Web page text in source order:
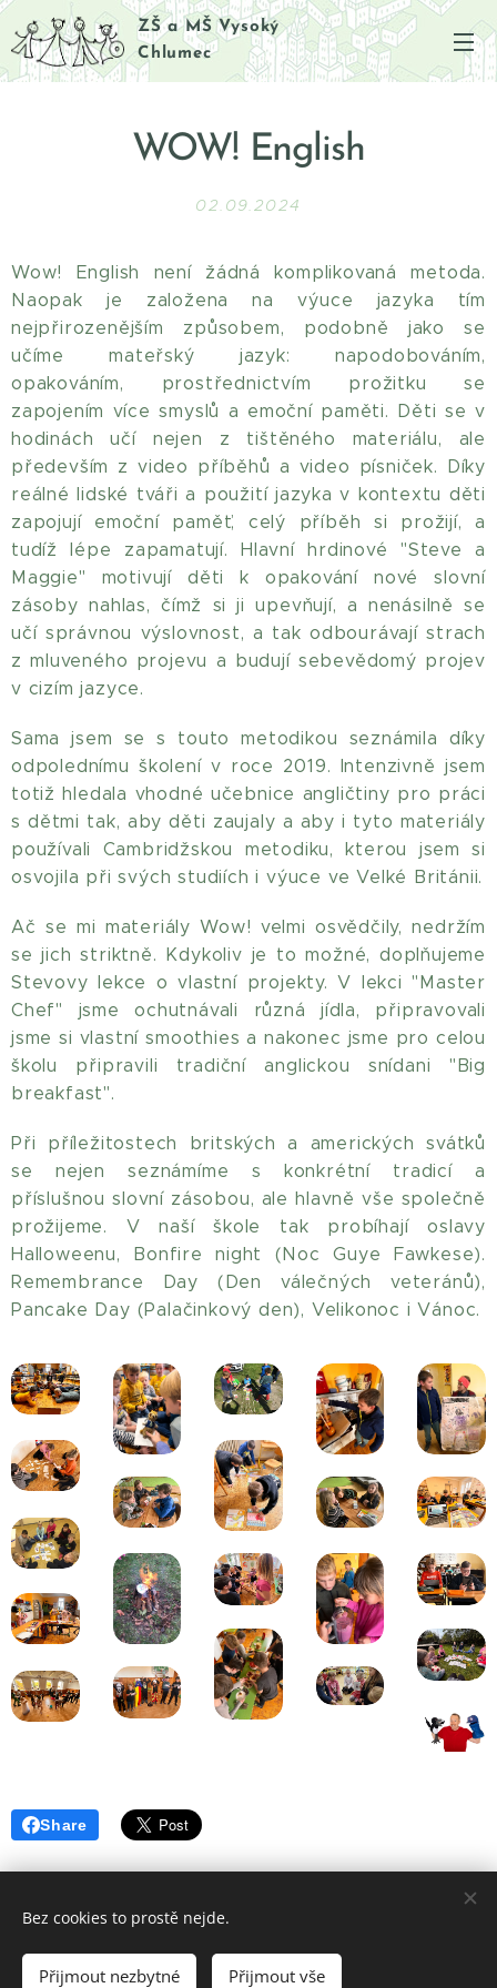
ZŠ a MŠ Vysoký
Chlumec
WOW! English
02.09.2024
Wow! English není žádná komplikovaná metoda.
Naopak je založena na výuce jazyka tím
nejpřirozenějším způsobem, podobně jako se
učíme mateřský jazyk: napodobováním,
opakováním, prostřednictvím prožitku se
zapojením více smyslů a emoční paměti. Děti se v
hodinách učí nejen z tištěného materiálu, ale
především z video příběhů a video písniček. Díky
reálné lidské tváři a použití jazyka v kontextu děti
zapojují emoční paměť, celý příběh si prožijí, a
tudíž lépe zapamatují. Hlavní hrdinové "Steve a
Maggie" motivují děti k opakování nové slovní
zásoby nahlas, čímž si ji upevňují, a nenásilně se
učí správnou výslovnost, a tak odbourávají strach
z mluveného projevu a budují sebevědomý projev
v cizím jazyce.
Sama jsem se s touto metodikou seznámila díky
odpolednímu školení v roce 2019. Intenzivně jsem
totiž hledala vhodné učebnice angličtiny pro práci
s dětmi tak, aby děti zaujaly a aby i tyto materiály
používali Cambridžskou metodiku, kterou jsem si
osvojila při svých studiích i výuce ve Velké Británii.
Ač se mi materiály Wow! velmi osvědčily, nedržím
se jich striktně. Kdykoliv je to možné, doplňujeme
Stevovy lekce o vlastní projekty. V lekci "Master
Chef" jsme ochutnávali různá jídla, připravovali
jsme si vlastní smoothies a nakonec jsme pro celou
školu připravili tradiční anglickou snídani "Big
breakfast".
Při příležitostech britských a amerických svátků
se nejen seznámíme s konkrétní tradicí a
příslušnou slovní zásobou, ale hlavně vše společně
prožijeme. V naší škole tak probíhají oslavy
Halloweenu, Bonfire night (Noc Guye Fawkese).
Remembrance Day (Den válečných veteránů),
Pancake Day (Palačinkový den), Velikonoc i Vánoc.
Share
Poslední aktualizace: 02. 07. 2026
Bez cookies to prostě nejde.
Přijmout nezbytné Přijmout vše